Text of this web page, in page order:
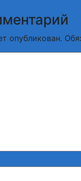
опубликован.